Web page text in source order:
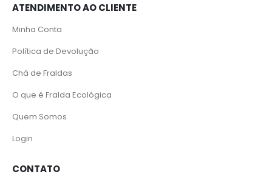
ATENDIMENTO AO CLIENTE
Minha Conta
Política de Devolução
Chá de Fraldas
O que é Fralda Ecológica
Quem Somos
Login
CONTATO